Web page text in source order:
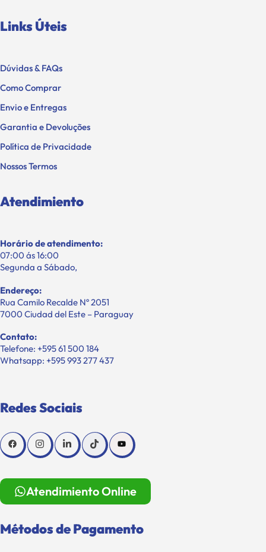
Links Úteis
Dúvidas & FAQs
Como Comprar
Envio e Entregas
Garantia e Devoluções
Política de Privacidade
Nossos Termos
Atendimiento
Horário de atendimento:
07:00 ás 16:00
Segunda a Sábado,
Endereço:
Rua Camilo Recalde Nº 2051
7000 Ciudad del Este – Paraguay
Contato:
Telefone: +595 61 500 184
Whatsapp: +595 993 277 437
Redes Sociais
Atendimiento Online
Métodos de Pagamento